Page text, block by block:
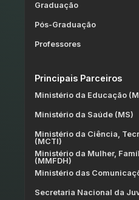
Graduação
Pós-Graduação
Professores
Principais Parceiros
Ministério da Educação
Ministério da Saúde (MS)
Ministério da Ciência,
(MCTI)
Ministério da Mulher,
(MMFDH)
Ministério das
Secretaria Nacional da